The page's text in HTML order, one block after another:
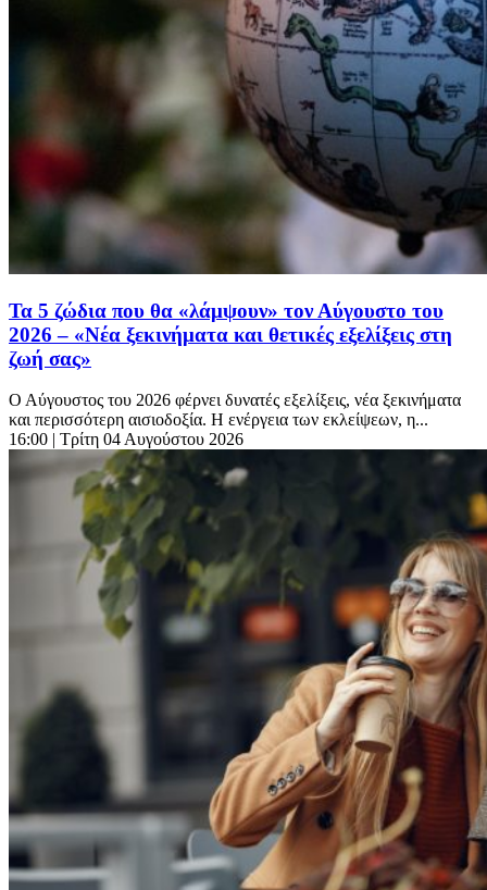
Τα 5 ζώδια που θα «λάμψουν» τον Αύγουστο του
2026 – «Νέα ξεκινήματα και θετικές εξελίξεις στη
ζωή σας»
Ο Αύγουστος του 2026 φέρνει δυνατές εξελίξεις, νέα ξεκινήματα
και περισσότερη αισιοδοξία. Η ενέργεια των εκλείψεων, η...
16:00 | Τρίτη 04 Αυγούστου 2026